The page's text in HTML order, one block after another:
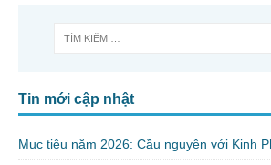
Tin mới cập nhật
Mục tiêu năm 2026: Cầu nguyện với Kinh